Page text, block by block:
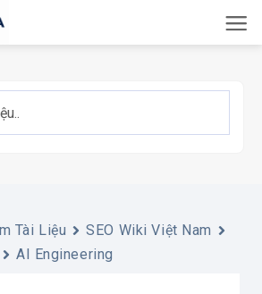
Tài Liệu
SEO Wiki Việt Nam
AI Engineering